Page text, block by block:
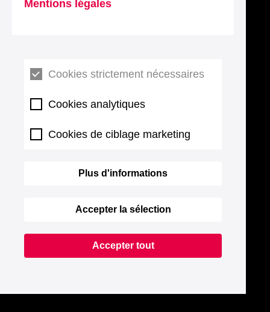
Mentions légales
Cookies strictement nécessaires
Cookies analytiques
Cookies de ciblage marketing
Plus d'informations
Accepter la sélection
Accepter tout